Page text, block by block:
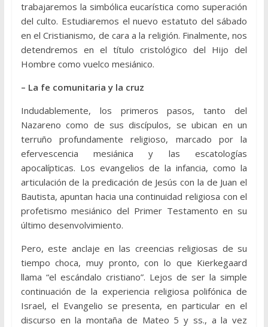
trabajaremos la simbólica eucarística como superación
del culto. Estudiaremos el nuevo estatuto del sábado
en el Cristianismo, de cara a la religión. Finalmente, nos
detendremos en el título cristológico del Hijo del
Hombre como vuelco mesiánico.
– La fe comunitaria y la cruz
Indudablemente, los primeros pasos, tanto del
Nazareno como de sus discípulos, se ubican en un
terruño profundamente religioso, marcado por la
efervescencia mesiánica y las escatologías
apocalípticas. Los evangelios de la infancia, como la
articulación de la predicación de Jesús con la de Juan el
Bautista, apuntan hacia una continuidad religiosa con el
profetismo mesiánico del Primer Testamento en su
último desenvolvimiento.
Pero, este anclaje en las creencias religiosas de su
tiempo choca, muy pronto, con lo que Kierkegaard
llama “el escándalo cristiano”. Lejos de ser la simple
continuación de la experiencia religiosa polifónica de
Israel, el Evangelio se presenta, en particular en el
discurso en la montaña de Mateo 5 y ss., a la vez